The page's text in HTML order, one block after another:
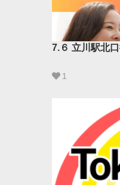
7.６ 立川駅北
1